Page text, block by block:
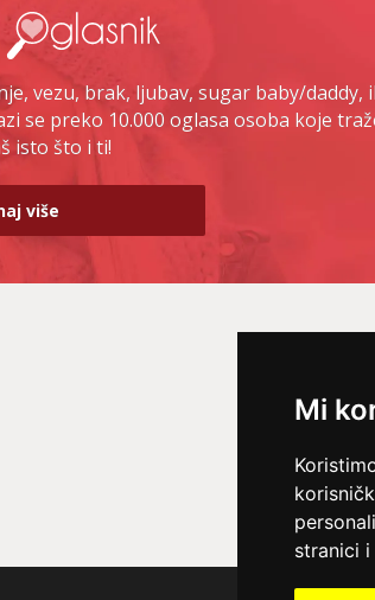
Mi
stranici
vezu, brak, ljubav, sugar baby/daddy,
se preko 10.000 oglasa osoba koje
isto što i ti!
više